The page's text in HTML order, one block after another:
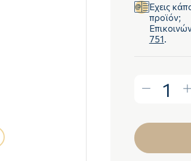
Έχεις
προϊόν;
751
1